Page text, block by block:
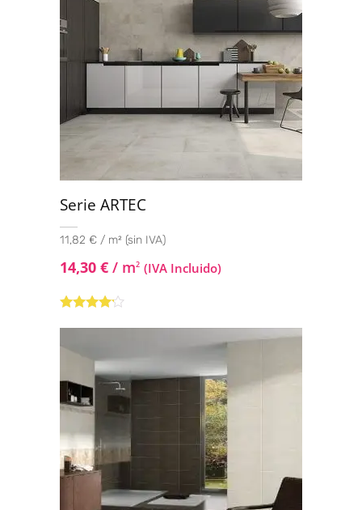
Serie ARTEC
11,82 € / m² (sin IVA)
14,30 € / m2 (IVA Incluido)
de 5